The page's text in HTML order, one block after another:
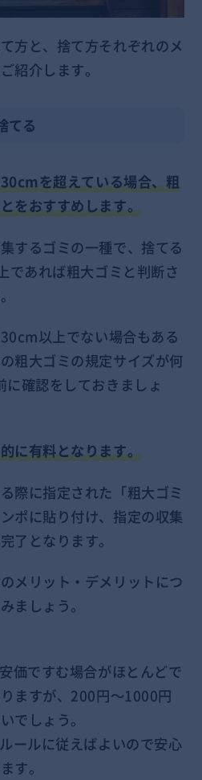
方と、捨て方それぞれのメ
紹介します。
てる
を超えている場合、粗
をおすすめします。
するゴミの一種で、捨てる
であれば粗大ゴミと判断さ
以上でない場合もある
粗大ゴミの規定サイズが何
確認をしておきましょ
に有料となります。
際に指定された「粗大ゴミ
ポに貼り付け、指定の収集
了となります。
メリット・デメリットにつ
ましょう。
価ですむ場合がほとんどで
ますが、200円～1000円
でしょう。
ールに従えばよいので安心
す。